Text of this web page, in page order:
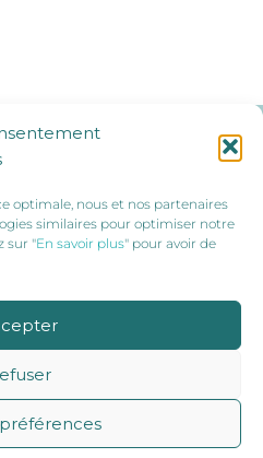
optimale, nous et nos partenaires
similaires pour optimiser notre
sur "En savoir plus" pour avoir de
: